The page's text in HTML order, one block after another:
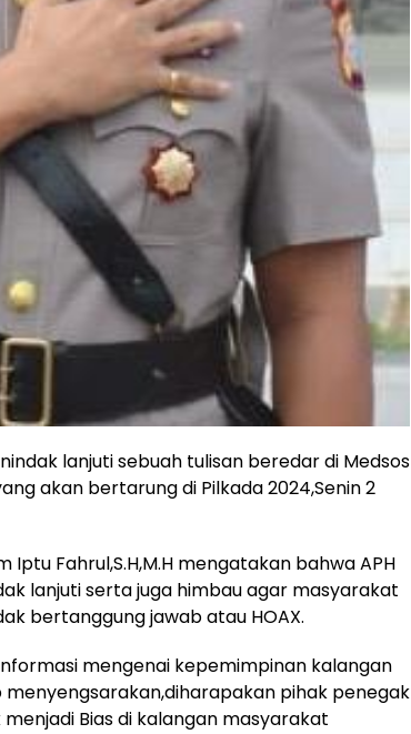
lanjuti sebuah tulisan beredar di Medsos
akan bertarung di Pilkada 2024,Senin 2
Fahrul,S.H,M.H mengatakan bahwa APH
lanjuti serta juga himbau agar masyarakat
bertanggung jawab atau HOAX.
mengenai kepemimpinan kalangan
pihak penegak
Bias di kalangan masyarakat